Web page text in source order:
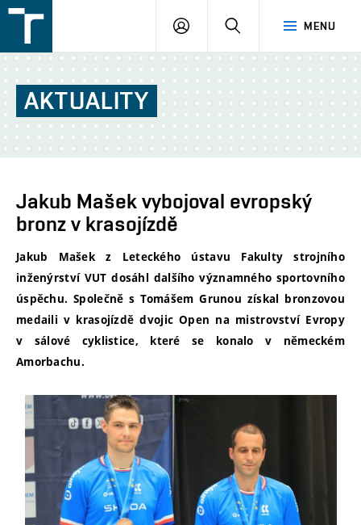
v
Brně
MENU
PŘIHLÁŠENÍ
AKTUALITY
Jakub Mašek vybojoval evropský
bronz v krasojízdě
Jakub Mašek z Leteckého ústavu Fakulty strojního
inženýrství VUT dosáhl dalšího významného sportovního
úspěchu. Společně s Tomášem Grunou získal bronzovou
medaili v krasojízdě dvojic Open na mistrovství Evropy
v sálové cyklistice, které se konalo v německém
Amorbachu.